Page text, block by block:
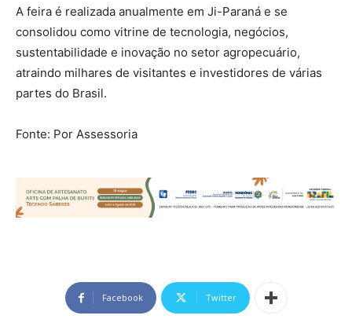
A feira é realizada anualmente em Ji-Paraná e se
consolidou como vitrine de tecnologia, negócios,
sustentabilidade e inovação no setor agropecuário,
atraindo milhares de visitantes e investidores de várias
partes do Brasil.
Fonte: Por Assessoria
Facebook Twitter